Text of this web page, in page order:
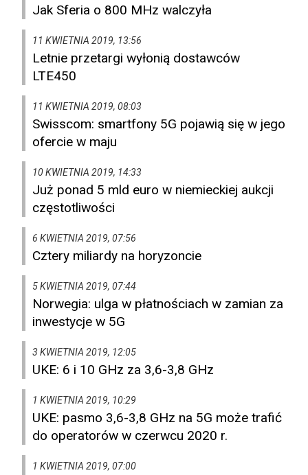
Jak Sferia o 800 MHz walczyła
11 KWIETNIA 2019, 13:56
Letnie przetargi wyłonią dostawców
LTE450
11 KWIETNIA 2019, 08:03
Swisscom: smartfony 5G pojawią się w jego
ofercie w maju
10 KWIETNIA 2019, 14:33
Już ponad 5 mld euro w niemieckiej aukcji
częstotliwości
6 KWIETNIA 2019, 07:56
Cztery miliardy na horyzoncie
5 KWIETNIA 2019, 07:44
Norwegia: ulga w płatnościach w zamian za
inwestycje w 5G
3 KWIETNIA 2019, 12:05
UKE: 6 i 10 GHz za 3,6-3,8 GHz
1 KWIETNIA 2019, 10:29
UKE: pasmo 3,6-3,8 GHz na 5G może trafić
do operatorów w czerwcu 2020 r.
1 KWIETNIA 2019, 07:00